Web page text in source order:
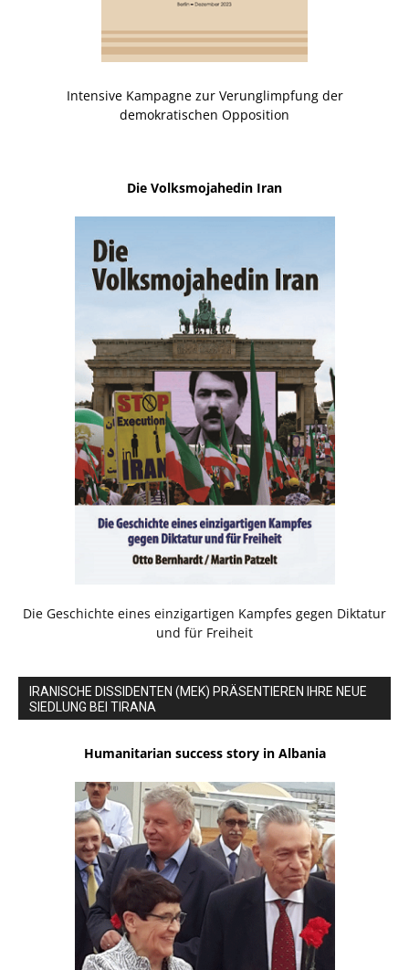
Intensive Kampagne zur Verunglimpfung der
demokratischen Opposition
Die Volksmojahedin Iran
Die Geschichte eines einzigartigen Kampfes gegen Diktatur
und für Freiheit
IRANISCHE DISSIDENTEN (MEK) PRÄSENTIEREN IHRE NEUE
SIEDLUNG BEI TIRANA
Humanitarian success story in Albania